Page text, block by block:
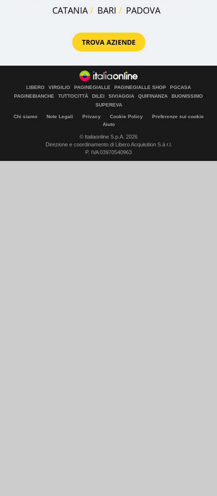
CATANIA
BARI PADOVA
TROVA AZIENDE
LIBERO VIRGILIO PAGINEGIALLE PAGINEGIALLE SHOP
PGCASA
PAGINEBIANCHE
TUTTOCITTÀ DILEI SIVIAGGIA QUIFINANZA
BUONISSIMO
SUPEREVA
Chi siamo Note Legali Privacy Cookie Policy
Preferenze sui cookie
Aiuto
© Italiaonline S.p.A. 2026
Direzione e coordinamento di Libero Acquisition S.á r.l.
P. IVA 03970540963